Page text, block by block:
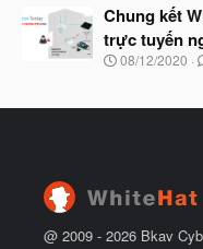
đ
ầ
u
à
b
ắ
Chung kết
trực tuyến
N
y
ầ
08/12/2020
@ 2009 - 2026 Bkav